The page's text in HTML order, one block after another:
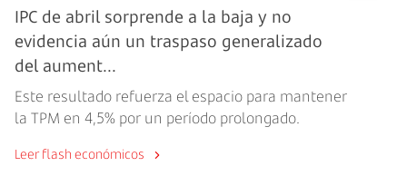
IPC de abril sorprende a la baja y no
evidencia aún un traspaso generalizado
del aument...
Este resultado refuerza el espacio para mantener
la TPM en 4,5% por un período prolongado.
Leer flash económicos